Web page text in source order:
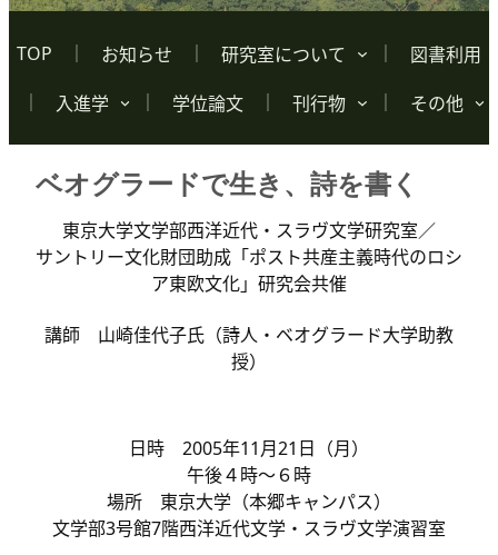
TOP お知らせ 研究室について
図書利用
入進学
学位論文 刊行物 その他
ベオグラードで生き、詩を書く
東京大学文学部西洋近代・スラヴ文学研究室／
サントリー文化財団助成「ポスト共産主義時代のロシ
ア東欧文化」研究会共催
講師 山崎佳代子氏（詩人・ベオグラード大学助教
授）
日時 2005年11月21日（月）
午後４時～６時
場所 東京大学（本郷キャンパス）
文学部3号館7階西洋近代文学・スラヴ文学演習室